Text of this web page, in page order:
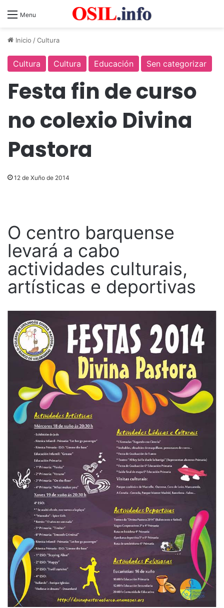
Menu
Inicio /Cultura
Cultura Cultura Educación Sen categorizar
Festa fin de curso
no colexio Divina
Pastora
12 de Xuño de 2014
O centro barquense
levará a cabo
actividades culturais,
artísticas e deportivas